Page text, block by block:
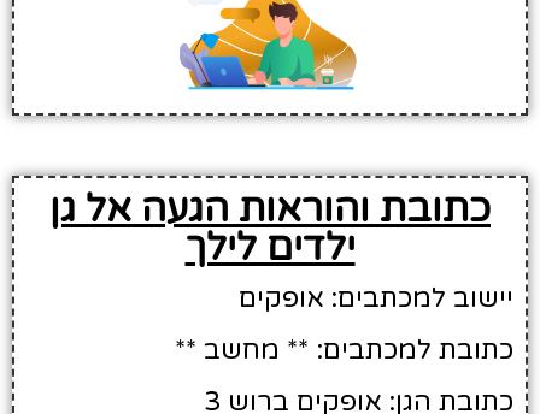
כתובת והוראות הגעה אל גן
ילדים לילך
יישוב למכתבים: אופקים
כתובת למכתבים: ** מחשב **
כתובת הגן: אופקים ברוש 3